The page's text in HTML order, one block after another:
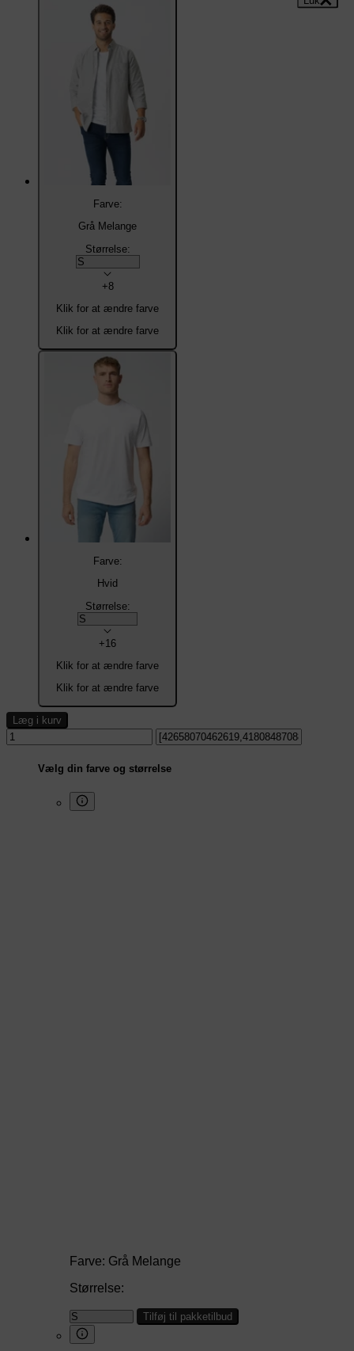
Farve:
Grå Melange
Størrelse:
+8
Klik for at ændre farve
Klik for at ændre farve
Farve:
Hvid
Størrelse:
+16
Klik for at ændre farve
Klik for at ændre farve
Læg i kurv
Vælg din farve og størrelse
Farve: Grå Melange
Størrelse:
Tilføj til pakketilbud